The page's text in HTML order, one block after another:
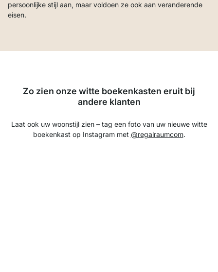
persoonlijke stijl aan, maar voldoen ze ook aan veranderende
eisen.
Zo zien onze witte boekenkasten eruit bij
andere klanten
Laat ook uw woonstijl zien – tag een foto van uw nieuwe witte
boekenkast op Instagram met @regalraumcom.